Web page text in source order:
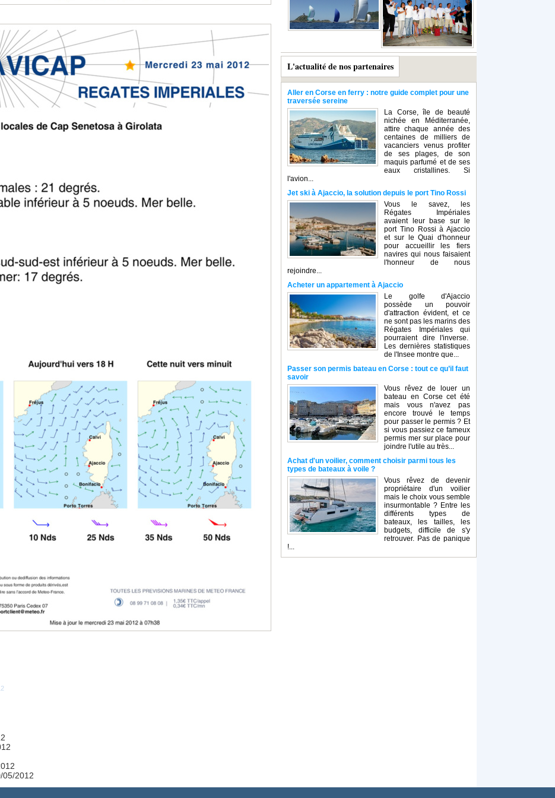
05/2012
L'actualité de nos partenaires
Aller en Corse en ferry : notre guide complet pour une
traversée sereine
La Corse, île de beauté
nichée en Méditerranée,
attire chaque année des
centaines de milliers de
vacanciers venus profiter
de ses plages, de son
maquis parfumé et de ses
eaux cristallines. Si
l'avion...
Jet ski à Ajaccio, la solution depuis le port Tino Rossi
Vous le savez, les
Régates Impériales
avaient leur base sur le
port Tino Rossi à Ajaccio
et sur le Quai d'honneur
pour accueillir les fiers
navires qui nous faisaient
l'honneur de nous
rejoindre...
Acheter un appartement à Ajaccio
Le golfe d'Ajaccio
possède un pouvoir
d'attraction évident, et ce
ne sont pas les marins des
Régates Impériales qui
pourraient dire l'inverse.
Les dernières statistiques
de l'Insee montre que...
Passer son permis bateau en Corse : tout ce qu’il faut
savoir
Vous rêvez de louer un
bateau en Corse cet été
mais vous n'avez pas
encore trouvé le temps
pour passer le permis ? Et
si vous passiez ce fameux
permis mer sur place pour
joindre l'utile au très...
Achat d'un voilier, comment choisir parmi tous les
types de bateaux à voile ?
Vous rêvez de devenir
propriétaire d'un voilier
mais le choix vous semble
insurmontable ? Entre les
différents types de
bateaux, les tailles, les
budgets, difficile de s'y
retrouver. Pas de panique
!...